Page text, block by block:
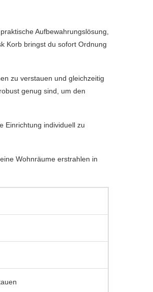
Aufbewahrungslösung,
Korb bringst du sofort Ordnung
zu verstauen und gleichzeitig
genug sind, um den
Einrichtung individuell zu
Wohnräume erstrahlen in